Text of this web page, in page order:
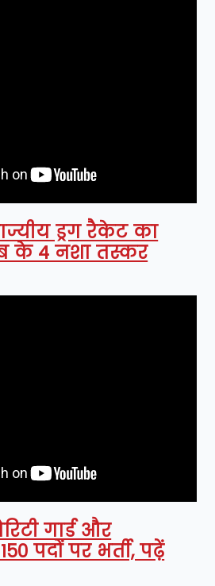
ड्रग रैकेट का
के 4 नशा तस्कर
गार्ड और
पदों पर भर्ती, पढ़ें